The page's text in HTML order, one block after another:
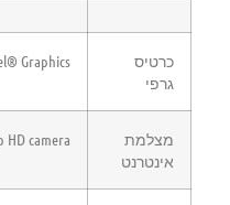
כרטיס
גרפי
Graphics
מצלמת
אינטרנט
HD camera